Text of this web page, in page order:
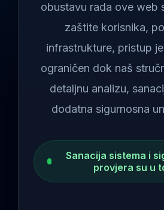
obustavu rada ove web
zaštite korisnika,
infrastrukture, pristup
ograničen dok naš
detaljnu analizu,
dodatna sigurnosna
Sanacija sistema i
provjera su u